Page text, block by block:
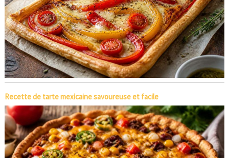
Recette de tarte mexicaine savoureuse et facile